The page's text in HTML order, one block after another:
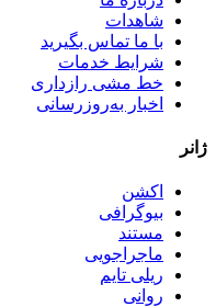
شاهدات
با ما تماس بگیرید
شرایط خدمات
خط مشی رازداری
اخبار به‌روزرسانی
ژانر
اکشن
بیوگرافی
مستند
ماجراجویی
ریلی تایم
روانی